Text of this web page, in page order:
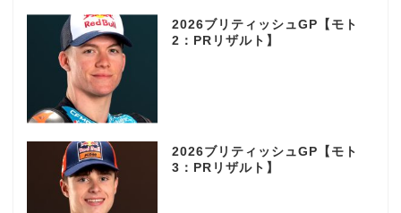
2026ブリティッシュGP【モト
2：PRリザルト】
2026ブリティッシュGP【モト
3：PRリザルト】